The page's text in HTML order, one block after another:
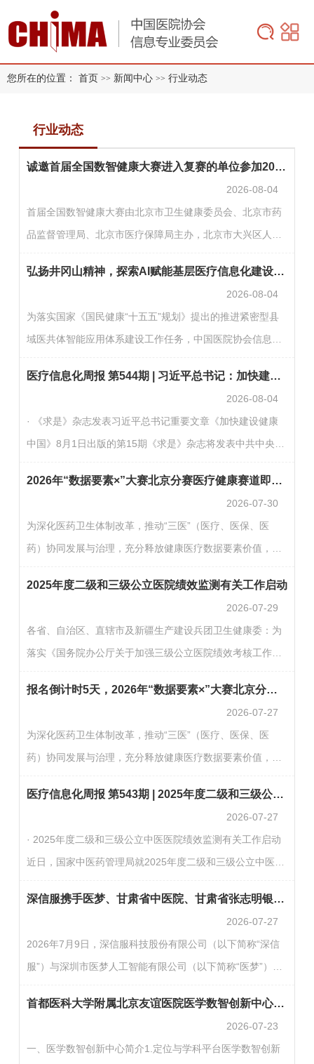
您所在的位置： 首页 >> 新闻中心 >> 行业动态
行业动态
诚邀首届全国数智健康大赛进入复赛的单位参加2026年“数据要素×”大赛北京分赛
2026-08-04
首届全国数智健康大赛由北京市卫生健康委员会、北京市药
品监督管理局、北京市医疗保障局主办，北京市大兴区人民
值，推动医疗健康领域创新成果落地，诚邀进入复赛的单位
参加2026年“数据要素×”大赛北京分赛（以下简称“北京分
赛”）。有关事项安排如下：一、两赛互通，直接晋级首届全
国数智健康大赛与2026年“数据要素×”大赛北京分赛已实现赛
事互通。 在首届全国数智健康大赛中所取得的初赛成绩，…
弘扬井冈山精神，探索AI赋能基层医疗信息化建设新路径
2026-08-04
为落实国家《国民健康“十五五”规划》提出的推进紧密型县
域医共体智能应用体系建设工作任务，中国医院协会信息专
织召开“AI赋能基层医疗信息化建设研讨会”。来自全国的医
疗信息化同仁齐聚一堂，通过党课学习与深入研讨，共同探
索人工智能技术在基层医疗信息化建设中的创新应用与落地
路径。学习井冈山精神：锚定信息化建设“新航向”中国医院
协会信息专业委员会主任委员王才有向参会代表上了一堂…
医疗信息化周报 第544期 | 习近平总书记：加快建设健康中国
2026-08-04
· 《求是》杂志发表习近平总书记重要文章《加快建设健康
中国》8月1日出版的第15期《求是》杂志将发表中共中央总
设健康中国》。文章强调，到2035年建成健康中国，是中央
作出的一项战略决策。“十五五”是实现这一目标的关键时
期，必须统筹谋划、加紧推进，力求取得决定性进展。（健
康报）· 国家卫生健康委党组书记、主任雷海潮：加快建设
健康中国近日，中央宣传部、中央和国家机关工委、教育
2026年“数据要素×”大赛北京分赛医疗健康赛道即将开始，邀您参赛！
2026-07-30
为深化医药卫生体制改革，推动“三医”（医疗、医保、医
药）协同发展与治理，充分释放健康医疗数据要素价值，由
疗保障局联合主办，北京市大兴区人民政府承办的专项赛事
即将启动。现面向全社会公布赛题设置与组织架构，诚邀各
界创新力量踊跃参与。一、赛事设置本次赛事紧扣“三医”协
同治理与健康数据赋能，设置四大赛题方向，覆盖政策决
策、重点人群服务、数据安全流通与质量管控等关键领域：
2025年度二级和三级公立医院绩效监测有关工作启动
2026-07-29
各省、自治区、直辖市及新疆生产建设兵团卫生健康委：为
落实《国务院办公厅关于加强三级公立医院绩效考核工作的
厅、国家中医药局办公室《关于加强二级公立医院绩效考核
工作的通知》（国卫办医发〔2019〕23号）等文件要求，持
续推动国家公立医院绩效监测工作，现将2025年度二级和三
级公立医院（不含中医医院，下同）绩效监测有关工作要求
通知如下：一、确定参加绩效监测的医院名录请各省级卫生
报名倒计时5天，2026年“数据要素×”大赛北京分赛医疗健康赛道邀您参赛！
2026-07-27
为深化医药卫生体制改革，推动“三医”（医疗、医保、医
药）协同发展与治理，充分释放健康医疗数据要素价值，由
疗保障局联合主办，北京市大兴区人民政府承办的专项赛事
即将启动。现面向全社会公布赛题设置与组织架构，诚邀各
界创新力量踊跃参与。一、赛事设置本次赛事紧扣“三医”协
同治理与健康数据赋能，设置四大赛题方向，覆盖政策决
策、重点人群服务、数据安全流通与质量管控等关键领域：
医疗信息化周报 第543期 | 2025年度二级和三级公立中医医院绩效监测有关工作启动
2026-07-27
· 2025年度二级和三级公立中医医院绩效监测有关工作启动
近日，国家中医药管理局就2025年度二级和三级公立中医医
认真梳理辖区内二级和三级公立中医医院名录，于7月27日
（星期一）前登录公立医院绩效监测管理子系统，在“资源管
理”模块中添加2025年度新纳入监测的二级和三级公立中医
医院绩效监测的机构和人员信息。（国家中医药管理局）·
两部门发布关于确定医保支持基层医疗卫生服务发展重点联
深信服携手医梦、甘肃省中医院、甘肃省张志明银龄工作室共建“AI·未来医院”，打通AI规模化关键链路
2026-07-27
2026年7月9日，深信服科技股份有限公司（以下简称“深信
服”）与深圳市医梦人工智能有限公司（以下简称“医梦”）正
托深信服在医疗行业数字基础设施、云计算、网络安全及AI
领域的综合能力，融合医梦在医疗AI中台、医疗知识源资
产、医疗业务语义、医院智能体运行体系及医疗场景产品化
首都医科大学附属北京友谊医院医学数智创新中心大数据与人工智能研修班招生通知
2026-07-23
一、医学数智创新中心简介1.定位与学科平台医学数智创新